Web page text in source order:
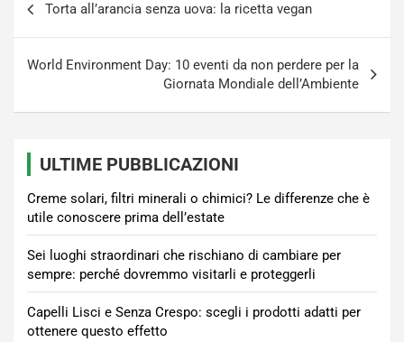
Torta all’arancia senza uova: la ricetta vegan
World Environment Day: 10 eventi da non perdere per la
Giornata Mondiale dell’Ambiente
ULTIME PUBBLICAZIONI
Creme solari, filtri minerali o chimici? Le differenze che è
utile conoscere prima dell’estate
Sei luoghi straordinari che rischiano di cambiare per
sempre: perché dovremmo visitarli e proteggerli
Capelli Lisci e Senza Crespo: scegli i prodotti adatti per
ottenere questo effetto